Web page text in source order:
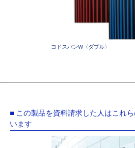
ヨドスパンW〈ダブル〉
■ この製品を資料請求した人はこれ
います